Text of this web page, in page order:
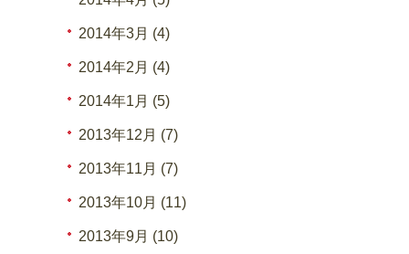
2014年3月 (4)
2014年2月 (4)
2014年1月 (5)
2013年12月 (7)
2013年11月 (7)
2013年10月 (11)
2013年9月 (10)